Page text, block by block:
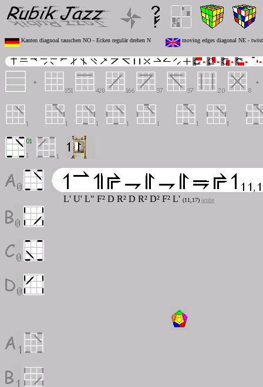
Kanten diagnoal tauschen NO - Ecken regulär drehen N moving edges diagonal NE -
L' U' L" F² D R² D R² D² F² L' (11,17) acube